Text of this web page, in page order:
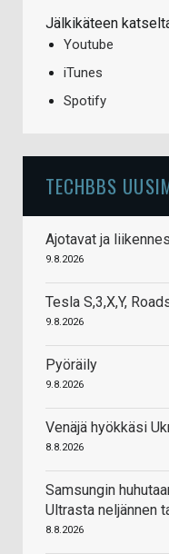
Jälkikäteen
Youtube
iTunes
Spotify
TECHBBS
Ajotavat ja
9.8.2026
Tesla S,3,X,Y,
9.8.2026
Pyöräily
9.8.2026
Venäjä hyökkäsi
8.8.2026
Samsungin
Ultrasta neljännen
8.8.2026